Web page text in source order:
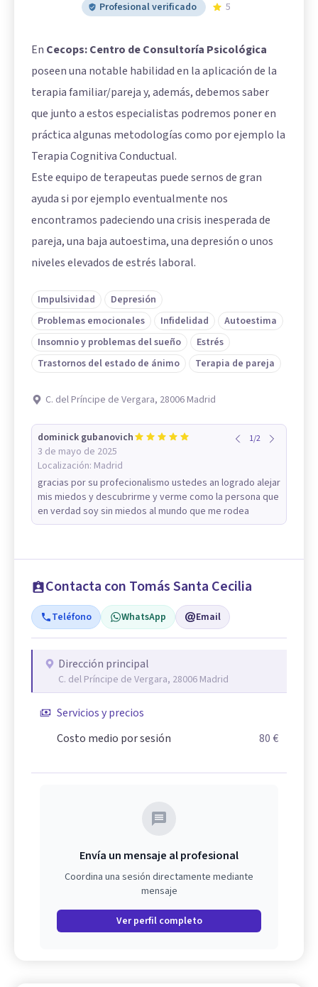
Profesional verificado 5
En Cecops: Centro de Consultoría Psicológica
poseen una notable habilidad en la aplicación de la
terapia familiar/pareja y, además, debemos saber
que junto a estos especialistas podremos poner en
práctica algunas metodologías como por ejemplo la
Terapia Cognitiva Conductual.
Este equipo de terapeutas puede sernos de gran
ayuda si por ejemplo eventualmente nos
encontramos padeciendo una crisis inesperada de
pareja, una baja autoestima, una depresión o unos
niveles elevados de estrés laboral.
Impulsividad
Depresión
Problemas emocionales
Infidelidad
Autoestima
Insomnio y problemas del sueño
Estrés
Trastornos del estado de ánimo
Terapia de pareja
C. del Príncipe de Vergara, 28006 Madrid
dominick gubanovich
3 de mayo de 2025
Localización: Madrid
1/2
gracias por su profecionalismo ustedes an logrado alejar
mis miedos y descubrirme y verme como la persona que
en verdad soy sin miedos al mundo que me rodea
Contacta con Tomás Santa Cecilia
Teléfono WhatsApp Email
Dirección principal
C. del Príncipe de Vergara, 28006 Madrid
Servicios y precios
Costo medio por sesión
80 €
Envía un mensaje al profesional
Coordina una sesión directamente mediante
mensaje
Ver perfil completo